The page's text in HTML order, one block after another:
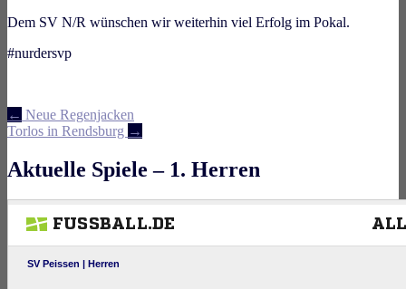
Dem SV N/R wünschen wir weiterhin viel Erfolg im Pokal.
#nurdersvp
Artikel-
Navigation
← Neue Regenjacken
Torlos in Rendsburg →
Aktuelle Spiele – 1. Herren